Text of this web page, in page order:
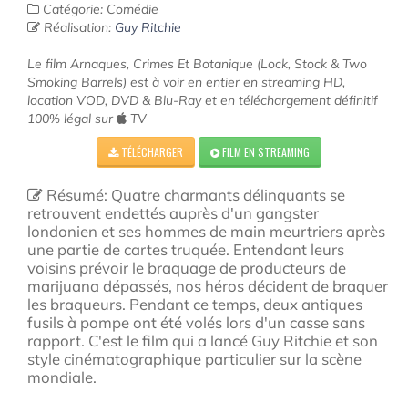
Catégorie: Comédie
Réalisation: Guy Ritchie
Le film Arnaques, Crimes Et Botanique (Lock, Stock & Two
Smoking Barrels) est à voir en entier en streaming HD,
location VOD, DVD & Blu-Ray et en téléchargement définitif
100% légal sur
TV
TÉLÉCHARGER FILM EN STREAMING
Résumé: Quatre charmants délinquants se
retrouvent endettés auprès d'un gangster
londonien et ses hommes de main meurtriers après
une partie de cartes truquée. Entendant leurs
voisins prévoir le braquage de producteurs de
marijuana dépassés, nos héros décident de braquer
les braqueurs. Pendant ce temps, deux antiques
fusils à pompe ont été volés lors d'un casse sans
rapport. C'est le film qui a lancé Guy Ritchie et son
style cinématographique particulier sur la scène
mondiale.